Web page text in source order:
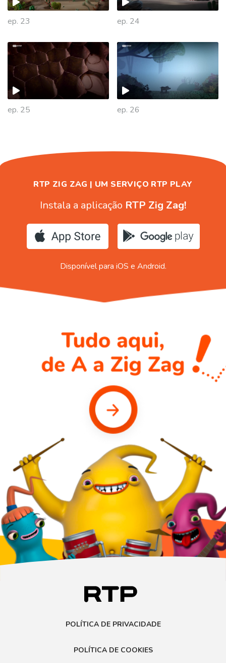
ep. 23 ep. 24
ep. 25 ep. 26
446524
RTP ZIG ZAG | UM SERVIÇO RTP PLAY
Instala a aplicação RTP Zig Zag!
Disponível para iOS e Android.
POLÍTICA DE PRIVACIDADE
POLÍTICA DE COOKIES